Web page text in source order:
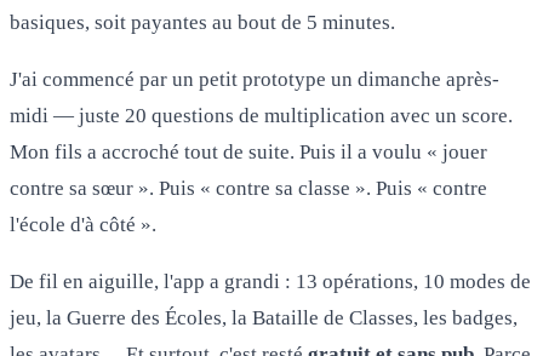
basiques, soit payantes au bout de 5 minutes.
J'ai commencé par un petit prototype un dimanche après-
midi — juste 20 questions de multiplication avec un score.
Mon fils a accroché tout de suite. Puis il a voulu « jouer
contre sa sœur ». Puis « contre sa classe ». Puis « contre
l'école d'à côté ».
De fil en aiguille, l'app a grandi : 13 opérations, 10 modes de
jeu, la Guerre des Écoles, la Bataille de Classes, les badges,